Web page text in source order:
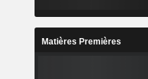
Matières Premières